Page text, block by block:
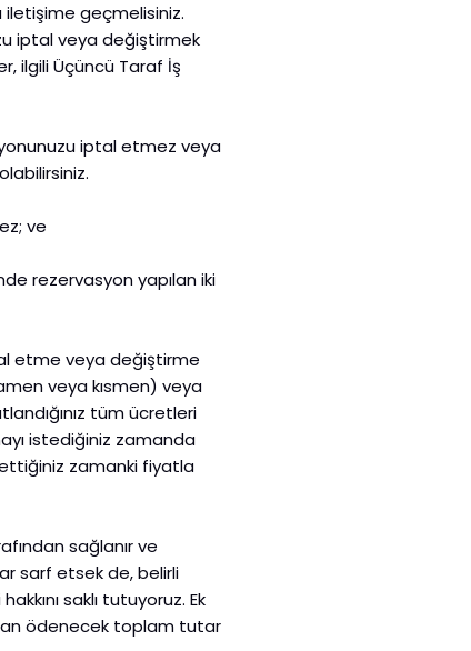
iletişime geçmelisiniz.
iptal veya değiştirmek
ilgili Üçüncü Taraf İş
iptal etmez veya
ve
rezervasyon yapılan iki
etme veya değiştirme
veya kısmen) veya
tüm ücretleri
istediğiniz zamanda
zamanki fiyatla
sağlanır ve
sarf etsek de, belirli
saklı tutuyoruz. Ek
ödenecek toplam tutar